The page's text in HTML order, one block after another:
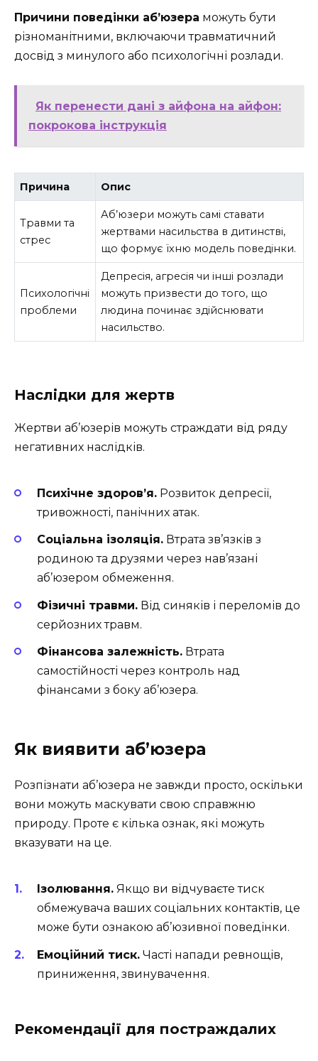
Причини поведінки аб’юзера можуть бути
різноманітними, включаючи травматичний
досвід з минулого або психологічні розлади.
Як перенести дані з айфона на айфон:
покрокова інструкція
Причина Опис
Травми та
стрес
Аб’юзери можуть самі ставати
жертвами насильства в дитинстві,
що формує їхню модель поведінки.
Психологічні
проблеми
Депресія, агресія чи інші розлади
можуть призвести до того, що
людина починає здійснювати
насильство.
Наслідки для жертв
Жертви аб’юзерів можуть страждати від ряду
негативних наслідків.
Психічне здоров’я. Розвиток депресії,
тривожності, панічних атак.
Соціальна ізоляція. Втрата зв’язків з
родиною та друзями через нав’язані
аб’юзером обмеження.
Фізичні травми. Від синяків і переломів до
серйозних травм.
Фінансова залежність. Втрата
самостійності через контроль над
фінансами з боку аб’юзера.
Як виявити аб’юзера
Розпізнати аб’юзера не завжди просто, оскільки
вони можуть маскувати свою справжню
природу. Проте є кілька ознак, які можуть
вказувати на це.
Ізолювання. Якщо ви відчуваєте тиск
обмежувача ваших соціальних контактів, це
може бути ознакою аб’юзивної поведінки.
Емоційний тиск. Часті напади ревнощів,
приниження, звинувачення.
Рекомендації для постраждалих